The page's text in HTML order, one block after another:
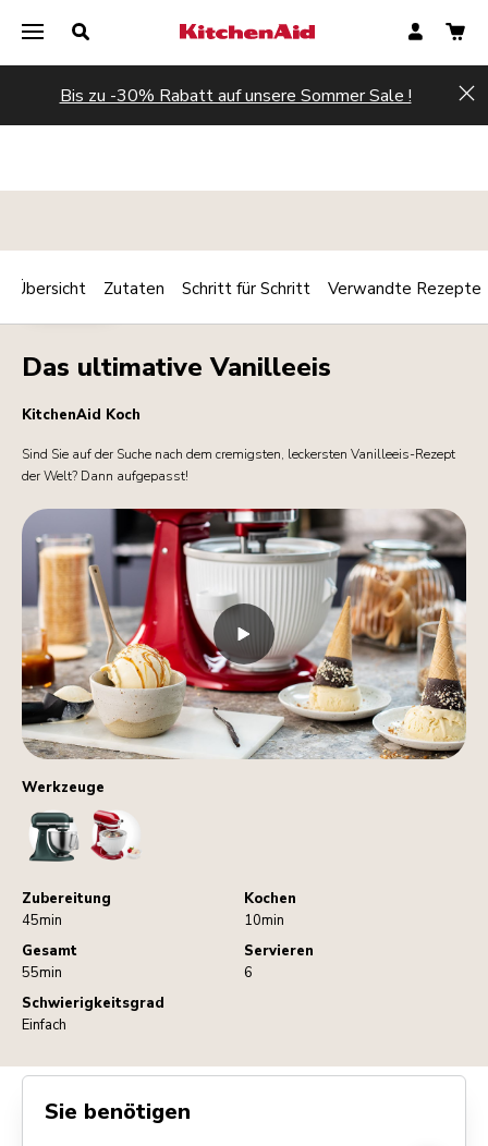
Bis zu -30% Rabatt auf unsere Sommer Sale !
Werkzeuge
StandMixerIceCreamMaker
Zubereitung
45min
Kochen
10min
Gesamt
55min
Servieren
6
Schwierigkeitsgrad
Einfach
DESSERTS Print
Share
Das ultimative Vanilleeis
KitchenAid Koch
Sind Sie auf der Suche nach dem cremigsten, leckersten Vanilleeis-Rezept
der Welt? Dann aufgepasst!
Übersicht Zutaten Schritt für Schritt Verwandte Rezepte
Sie benötigen